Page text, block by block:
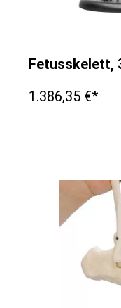
Fetusskelett,
1.386,35 €*